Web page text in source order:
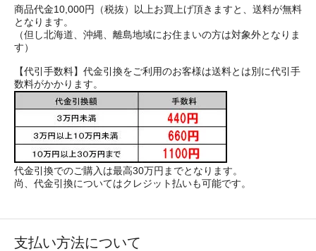
商品代金10,000円（税抜）以上お買上げ頂きますと、送料が無料
となります。
（但し北海道、沖縄、離島地域にお住まいの方は対象外となりま
す）
【代引手数料】代金引換をご利用のお客様は送料とは別に代引手
数料がかかります。
代金引換でのご購入は最高30万円までとなります。
尚、代金引換についてはクレジット払いも可能です。
支払い方法について